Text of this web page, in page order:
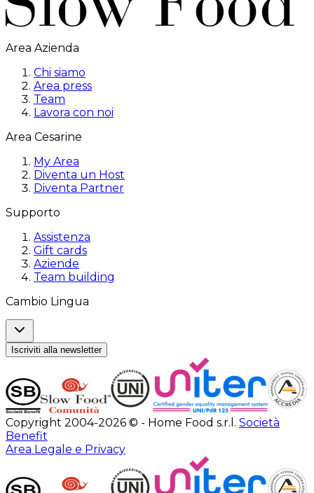
Area Azienda
Chi siamo
Area press
Team
Lavora con noi
Area Cesarine
My Area
Diventa un Host
Diventa Partner
Supporto
Assistenza
Gift cards
Aziende
Team building
Cambio Lingua
Iscriviti alla newsletter
Copyright 2004-2026 © - Home Food s.r.l. Società
Benefit
Area Legale e Privacy